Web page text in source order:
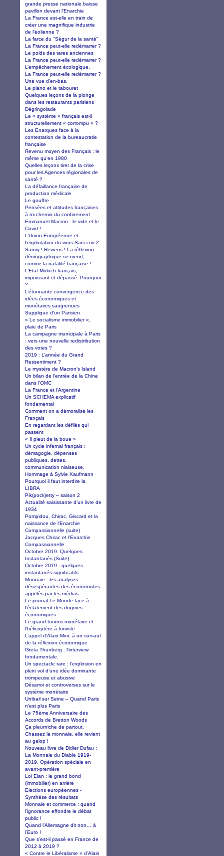
grande presse nationale baisse
pavillon devant l'Enarchie
La France est-elle en train de
créer une magnifique industrie
de l'éolienne ?
La farce du "Ségur de la santé"
La France peut-elle redémarrer ?
Le poids des tares anciennes
La France peut-elle redémarrer ?
L’empêchement écologique.
La France peut-elle redémarrer ?
Une vue d'en-bas.
Le piano et le tabouret
Quelques leçons de la plonge
dans les restaurants parisiens
Dégringolade
Le « système » français est-il
structurellement « corrompu » ?
Les Enarques face à la
contestation de la bureaucratie
française
Revenu moyen des Français : le
même qu'en 1980
Quelles leçons tirer de la crise
pour les Agences régionales de
santé ?
La défaillance française de
production médicale
Le gouffre
Pensées et attitudes françaises
à mi chemin du confinement
Emmanuel Macron : le vide et le
Covid !
L’Union Européenne et
l’exploitation du virus Sars-cov-2
Sauvy ! Reviens ! La réflexion
démographique se meurt,
comme la natalité française !
L’Etat Moloch français,
impuissant et dépassé. Pourquoi
?
L’étonnante convergence des
idées économiques et
monétaires saugrenues
Supplique d'un Parisien
« Le socialisme immobilier »,
plaie de Paris
La campagne municipale à Paris
: vers une nouvelle redistribution
des votes ?
2019 : L’année du Grand
Ressentiment ?
Le mystère de Macron’s Island
Un bilan de l'entrée de la Chine
dans l'OMC
La France et l'Argentine
Un SCHEMA explicatif
fondamental
Comment on a démoralisé les
Français
En regardant les défilés qui
passent
« Il pleut de la boue »
Un cycle infernal français :
démagogie, dépenses
publiques, dettes,
communication niaiseuse,
Hommage à Sylvie Kaufmann
Pourquoi il faut interdire la
LIBRA
Pik(pock)etty – saison 2
Actualité saisissante d'un livre de
1934
Pompidou, Chirac, Giscard et la
naissance de l'Enarchie
Compassionnelle (suite)
Jacques Chirac et l'Enarchie
Compassionnelle
Octobre 2019. Quelques
Instantanés (Suite)
Octobre 2019 : quelques
instantanés significatifs
Monnaie : les analyses
désespérantes des économistes
appelés par les médias
Le journal Le Monde face à
l’éclatement des dogmes
économiques
Le grand tournis monétaire et
l'hélicoptère à fumiste
L’appel d’Alain Minc à un sursaut
de la réflexion économique
Greta Thunberg : l'interview
fondamentale.
Un spectacle rare : l’explosion en
plein vol d’une idée dominante
trompeuse et abusive
Désarroi et controverses sur le
système monétaire
Unibail sur Seine – Quand Paris
n’est plus Paris
Le 75ème Anniversaire des
Accords de Bretton Woods
Ça pleurniche de partout.
Chassez la monnaie, elle revient
au galop !
Nouveau livre de Didier Dufau :
La Monnaie du Diable 1919-
2019. Opération spéciale en
avant-première
Loi Elan : le grand bond
(immobilier) en arrière
Elections européennes -
Synthèse des résultats
Monnaie et commerce : quand
l’ignorance effondre le débat
public !
Quand l’Allemagne dit non… à
l’Euro !
Que s'est-il passé en France de
2012 à 2019 ?
« Contre le Libéralisme » d’Alain